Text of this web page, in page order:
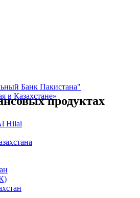
Банк Пакистана"
в Казахстане»
Hilal
продуктах